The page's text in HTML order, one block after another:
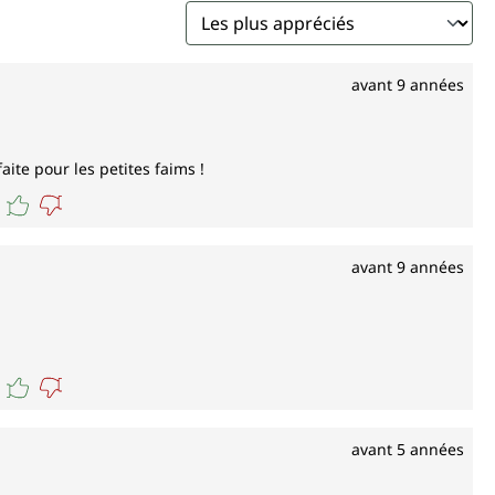
avant 9 années
pour les petites faims !
avant 9 années
avant 5 années